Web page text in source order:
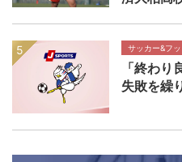
×帝京長
サッカー&フ
「終わ
失敗を繰